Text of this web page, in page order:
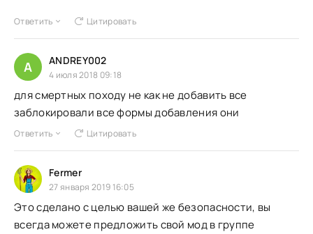
Ответить Цитировать
A ANDREY002
4 июля 2018 09:18
для смертных походу не как не добавить все
заблокировали все формы добавления они
Ответить Цитировать
Fermer
27 января 2019 16:05
Это сделано с целью вашей же безопасности, вы
всегда можете предложить свой мод в группе